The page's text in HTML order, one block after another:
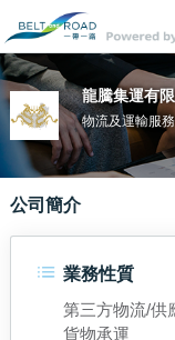
龍騰集運有
物流及運輸服務
公司簡介
業務性質
第三方物流/供
貨物承運